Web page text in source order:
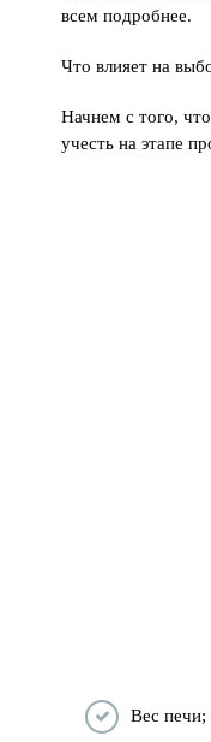
всем подробнее.
Что влияет на
Начнем с того,
учесть на этапе
Вес печи;